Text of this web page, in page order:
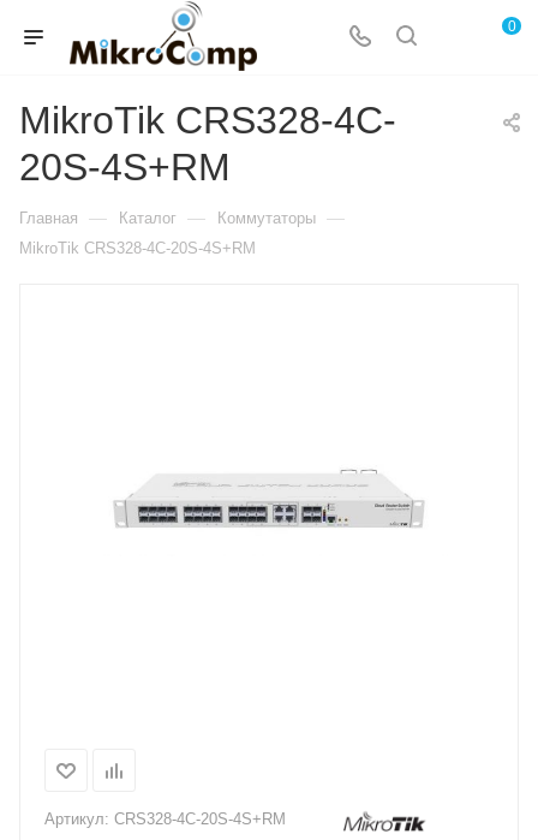
0
MikroTik CRS328-4C-
20S-4S+RM
Главная — Каталог — Коммутаторы —
MikroTik CRS328-4C-20S-4S+RM
Артикул: CRS328-4C-20S-4S+RM